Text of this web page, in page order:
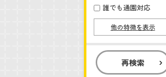
誰でも通園対応
他の特徴を表示
再検索